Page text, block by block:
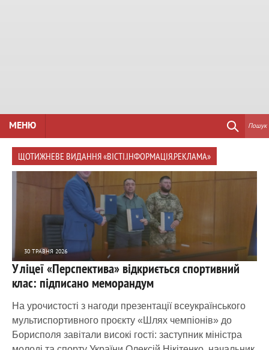
МЕНЮ Пошук
ЩОТИЖНЕВЕ ВИДАННЯ «ВІСТІ.ІНФОРМАЦІЯ.РЕКЛАМА»
30 ТРАВНЯ 2026
2 970 1
У ліцеї «Перспектива» відкриється спортивний
клас: підписано меморандум
На урочистості з нагоди презентації всеукраїнського
мультиспортивного проєкту «Шлях чемпіонів» до
Борисполя завітали високі гості: заступник міністра